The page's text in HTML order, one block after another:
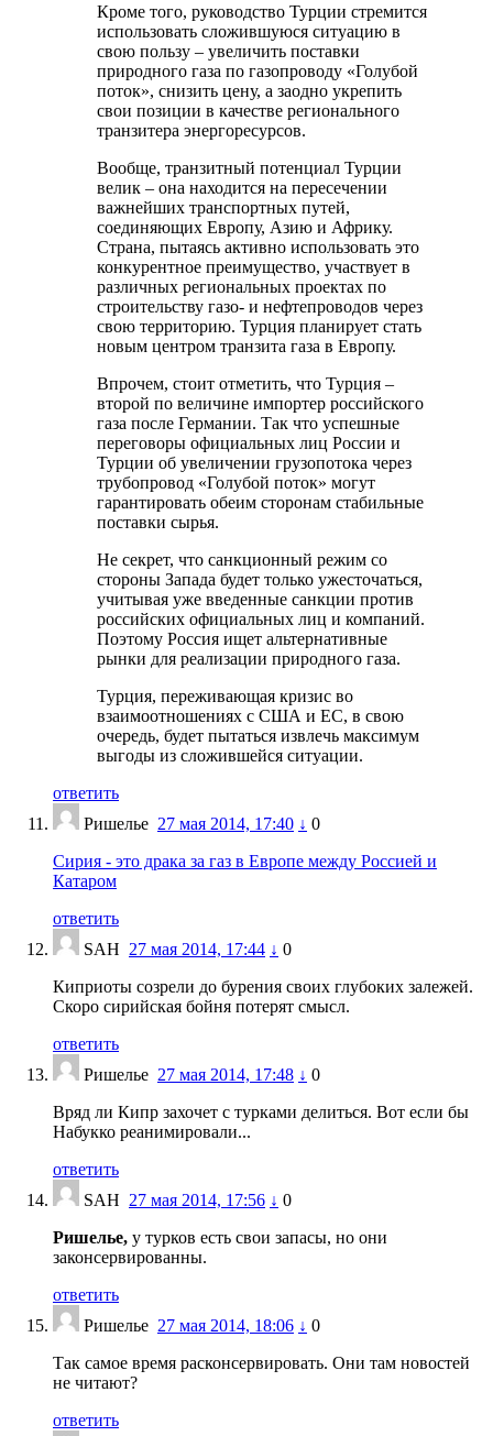
Кроме того, руководство Турции стремится
использовать сложившуюся ситуацию в
свою пользу – увеличить поставки
природного газа по газопроводу «Голубой
поток», снизить цену, а заодно укрепить
свои позиции в качестве регионального
транзитера энергоресурсов.
Вообще, транзитный потенциал Турции
велик – она находится на пересечении
важнейших транспортных путей,
соединяющих Европу, Азию и Африку.
Страна, пытаясь активно использовать это
конкурентное преимущество, участвует в
различных региональных проектах по
строительству газо- и нефтепроводов через
свою территорию. Турция планирует стать
новым центром транзита газа в Европу.
Впрочем, стоит отметить, что Турция –
второй по величине импортер российского
газа после Германии. Так что успешные
переговоры официальных лиц России и
Турции об увеличении грузопотока через
трубопровод «Голубой поток» могут
гарантировать обеим сторонам стабильные
поставки сырья.
Не секрет, что санкционный режим со
стороны Запада будет только ужесточаться,
учитывая уже введенные санкции против
российских официальных лиц и компаний.
Поэтому Россия ищет альтернативные
рынки для реализации природного газа.
Турция, переживающая кризис во
взаимоотношениях с США и ЕС, в свою
очередь, будет пытаться извлечь максимум
выгоды из сложившейся ситуации.
ответить
Ришелье 27 мая 2014, 17:40 ↓ 0
Сирия - это драка за газ в Европе между Россией и
Катаром
ответить
SAH 27 мая 2014, 17:44 ↓ 0
Киприоты созрели до бурения своих глубоких залежей.
Скоро сирийская бойня потерят смысл.
ответить
Ришелье 27 мая 2014, 17:48 ↓ 0
Вряд ли Кипр захочет с турками делиться. Вот если бы
Набукко реанимировали...
ответить
SAH 27 мая 2014, 17:56 ↓ 0
Ришелье, у турков есть свои запасы, но они
законсервированны.
ответить
Ришелье 27 мая 2014, 18:06 ↓ 0
Так самое время расконсервировать. Они там новостей
не читают?
ответить